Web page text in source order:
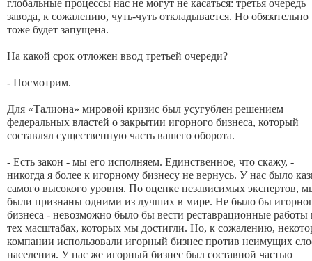
глобальные процессы нас не могут не касаться: третья очередь
завода, к сожалению, чуть-чуть откладывается. Но обязательно
тоже будет запущена.
На какой срок отложен ввод третьей очереди?
- Посмотрим.
Для «Талиона» мировой кризис был усугублен решением
федеральных властей о закрытии игорного бизнеса, который
составлял существенную часть вашего оборота.
- Есть закон - мы его исполняем. Единственное, что скажу, -
никогда я более к игорному бизнесу не вернусь. У нас было
самого высокого уровня. По оценке независимых экспертов,
были признаны одними из лучших в мире. Не было бы
бизнеса - невозможно было бы вести реставрационные работы
тех масштабах, которых мы достигли. Но, к сожалению,
компании использовали игорный бизнес против неимущих
населения. У нас же игорный бизнес был составной частью